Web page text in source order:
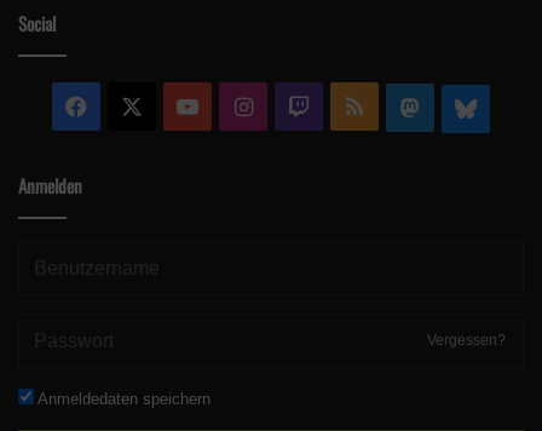
Social
Facebook YouTubeInstagram
Twitch RSS Mastodon
Anmelden
Vergessen?
Anmeldedaten speichern